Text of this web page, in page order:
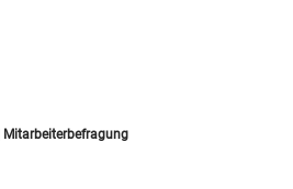
Mitarbeiterbefragung